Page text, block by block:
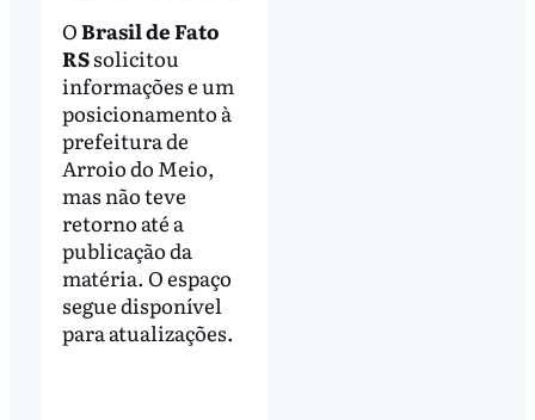
OBrasil de Fato
RSsolicitou
informações e um
posicionamento à
prefeitura de
Arroio do Meio,
mas não teve
retorno até a
publicação da
matéria. O espaço
segue disponível
para atualizações.